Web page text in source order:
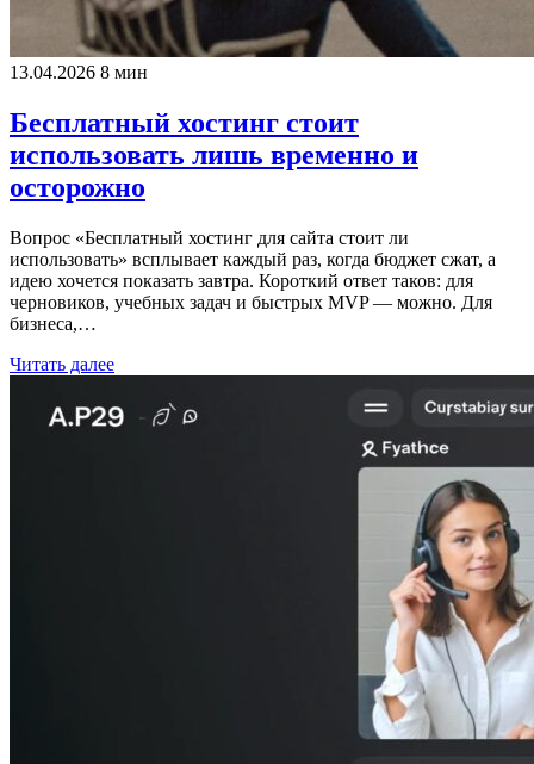
13.04.2026 8 мин
Бесплатный хостинг стоит
использовать лишь временно и
осторожно
Вопрос «Бесплатный хостинг для сайта стоит ли
использовать» всплывает каждый раз, когда бюджет сжат, а
идею хочется показать завтра. Короткий ответ таков: для
черновиков, учебных задач и быстрых MVP — можно. Для
бизнеса,…
Читать далее